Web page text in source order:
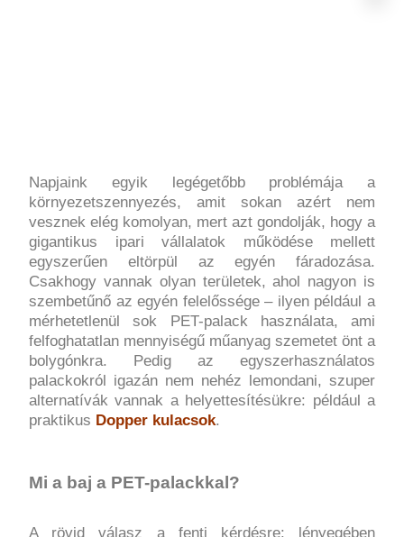
Napjaink egyik legégetőbb problémája a
környezetszennyezés, amit sokan azért nem
vesznek elég komolyan, mert azt gondolják, hogy a
gigantikus ipari vállalatok működése mellett
egyszerűen eltörpül az egyén fáradozása.
Csakhogy vannak olyan területek, ahol nagyon is
szembetűnő az egyén felelőssége – ilyen például a
mérhetetlenül sok PET-palack használata, ami
felfoghatatlan mennyiségű műanyag szemetet önt a
bolygónkra. Pedig az egyszerhasználatos
palackokról igazán nem nehéz lemondani, szuper
alternatívák vannak a helyettesítésükre: például a
praktikus Dopper kulacsok.
Mi a baj a PET-palackkal?
A rövid válasz a fenti kérdésre: lényegében